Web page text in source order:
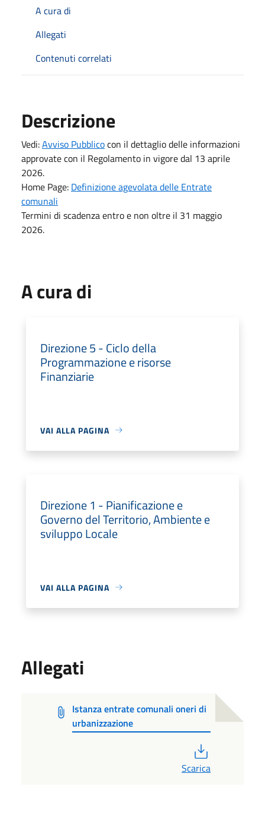
A cura di
Allegati
Contenuti correlati
Descrizione
Vedi:Avviso Pubblicocon il dettaglio delle informazioni
approvate con il Regolamento in vigore dal 13 aprile
2026.
Home Page: Definizione agevolata delle Entrate
comunali
Termini di scadenza entro e non oltre il 31 maggio
2026.
A cura di
Direzione 5 - Ciclo della
Programmazione e risorse
Finanziarie
VAI ALLA PAGINA
Direzione 1 - Pianificazione e
Governo del Territorio, Ambiente e
sviluppo Locale
VAI ALLA PAGINA
Allegati
Istanza entrate comunali oneri di
urbanizzazione
Scarica